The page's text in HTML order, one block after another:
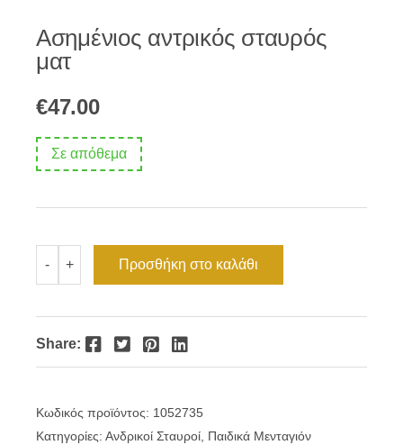
Ασημένιος αντρικός σταυρός
ματ
€47.00
Σε απόθεμα
-
αντρικός
σταυρός
ποσότητα
+ Προσθήκη στο καλάθι
Share: Facebook Twitter Pinterest LinkedIn
Κωδικός προϊόντος: 1052735
Κατηγορίες: Ανδρικοί Σταυροί, Παιδικά Μενταγιόν